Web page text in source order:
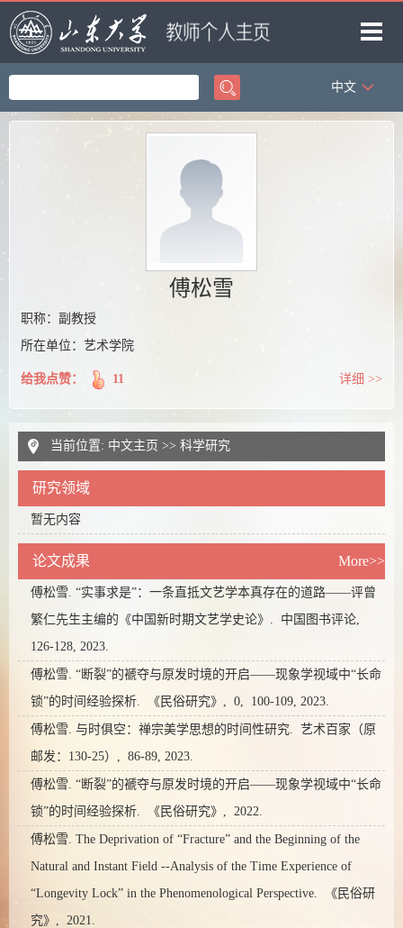
首页
中文
傅松雪
职称：副教授
所在单位：艺术学院
给我点赞： 11 详细 >>
当前位置: 中文主页 >> 科学研究
研究领域
暂无内容
论文成果 More>>
傅松雪. “实事求是”：一条直抵文艺学本真存在的道路——评曾
繁仁先生主编的《中国新时期文艺学史论》.
中国图书评论,
126-128, 2023.
傅松雪. “断裂”的褫夺与原发时境的开启——现象学视域中“长命
锁”的时间经验探析.
《民俗研究》, 0, 100-109, 2023.
傅松雪. 与时俱空：禅宗美学思想的时间性研究. 艺术百家（原
邮发：130-25）, 86-89, 2023.
傅松雪. “断裂”的褫夺与原发时境的开启——现象学视域中“长命
锁”的时间经验探析.
《民俗研究》, 2022.
傅松雪. The Deprivation of “Fracture” and the Beginning of the
Natural and Instant Field --Analysis of the Time Experience of
“Longevity Lock” in the Phenomenological Perspective.
《民俗研
究》, 2021.